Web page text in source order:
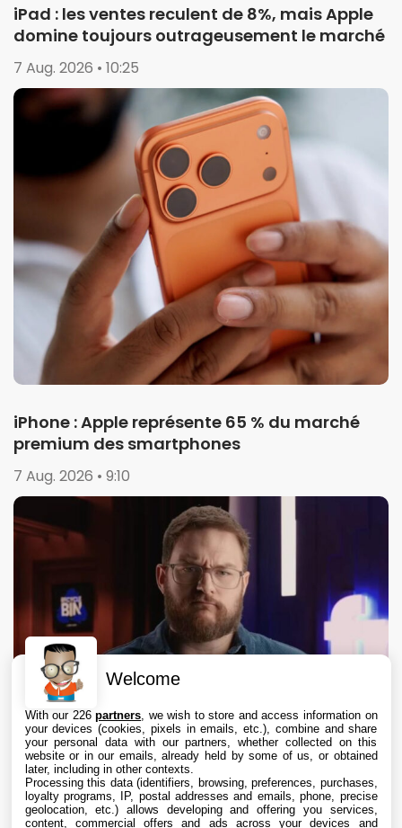
iPad : les ventes reculent de 8%, mais Apple
domine toujours outrageusement le marché
7 Aug. 2026 • 10:25
iPhone : Apple représente 65 % du marché
premium des smartphones
7 Aug. 2026 • 9:10
Welcome
With our 226partners , we wish to store and access information on
your devices (cookies, pixels in emails, etc.), combine and share
your personal data with our partners, whether collected on this
website or in our emails, already held by some of us, or obtained
later, including in other contexts.
Processing this data (identifiers, browsing, preferences, purchases,
loyalty programs, IP, postal addresses and emails, phone, precise
geolocation, etc.) allows developing and offering you services,
content, commercial offers and ads across your devices and